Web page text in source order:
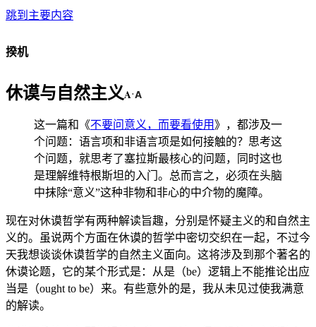
跳到主要内容
揆机
休谟与自然主义A·A
这一篇和《不要问意义，而要看使用 》，都涉及一
个问题：语言项和非语言项是如何接触的？思考这
个问题，就思考了塞拉斯最核心的问题，同时这也
是理解维特根斯坦的入门。总而言之，必须在头脑
中抹除“意义”这种非物和非心的中介物的魔障。
现在对休谟哲学有两种解读旨趣，分别是怀疑主义的和自然主
义的。虽说两个方面在休谟的哲学中密切交织在一起，不过今
天我想谈谈休谟哲学的自然主义面向。这将涉及到那个著名的
休谟论题，它的某个形式是：从是（be）逻辑上不能推论出应
当是（ought to be）来。有些意外的是，我从未见过使我满意
的解读。